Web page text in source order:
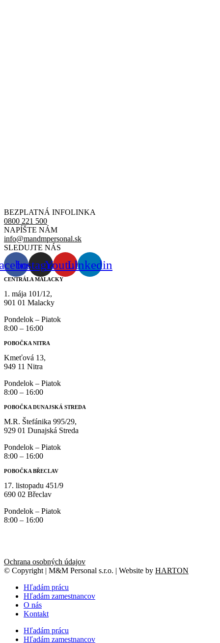
BEZPLATNÁ INFOLINKA
0800 221 500
NAPÍŠTE NÁM
info@mandmpersonal.sk
SLEDUJTE NÁS
InstagramYoutubeLinkedin
CENTRÁLA MALACKY
1. mája 101/12,
901 01 Malacky
Pondelok – Piatok
8:00 – 16:00
POBOČKA NITRA
Kmeťová 13,
949 11 Nitra
Pondelok – Piatok
8:00 – 16:00
POBOČKA DUNAJSKÁ STREDA
M.R. Štefánika 995/29,
929 01 Dunajská Streda
Pondelok – Piatok
8:00 – 16:00
POBOČKA BŘECLAV
17. listopadu 451/9
690 02 Břeclav
Pondelok – Piatok
8:00 – 16:00
Ochrana osobných údajov
© Copyright | M&M Personal s.r.o. | Website by HARTON
Hľadám prácu
Hľadám zamestnancov
O nás
Kontakt
Hľadám prácu
Hľadám zamestnancov